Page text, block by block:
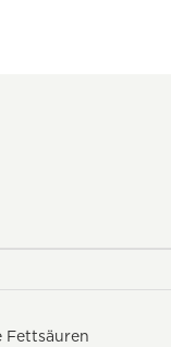
Fettsäuren